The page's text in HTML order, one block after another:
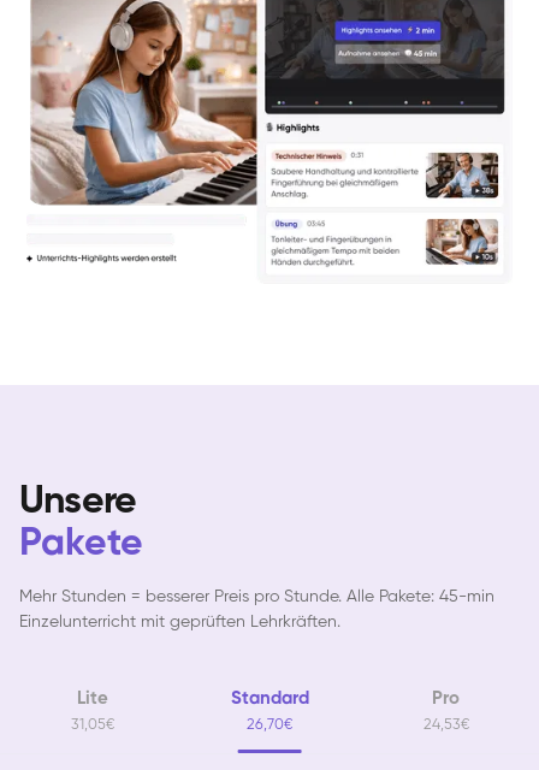
Yuna
Klavier / Piano / Flügel
Camilla
Klavier / Piano / Flügel
Negin
Klavier / Piano / Flügel
Katarzyna
Klavier / Piano / Flügel
Unsere
Pakete
Mehr Stunden = besserer Preis pro Stunde. Alle Pakete: 45-min
Einzelunterricht mit geprüften Lehrkräften.
Lite
31,05€
Standard
26,70€
Pro
24,53€